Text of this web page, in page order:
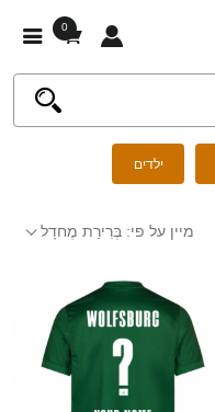
0
ילדים
מיין על פי: בְּרִירַת מֶחדָל